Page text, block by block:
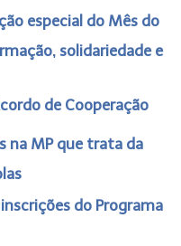
especial do Mês do
solidariedade e
de Cooperação
na MP que trata da
do Programa